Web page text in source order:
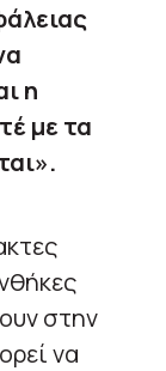
η
με τα
στην
να